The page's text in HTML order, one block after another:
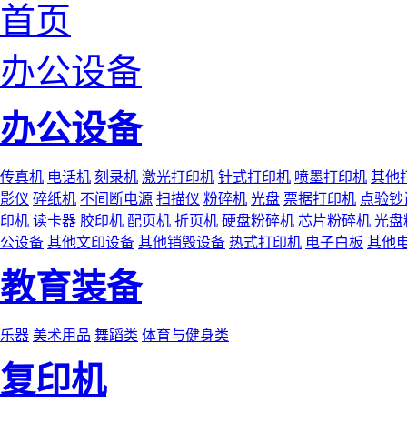
首页
办公设备
办公设备
传真机 电话机 刻录机 激光打印机 针式打印机 喷墨打印机 其他
影仪 碎纸机 不间断电源 扫描仪 粉碎机 光盘 票据打印机 点验钞
印机 读卡器 胶印机 配页机 折页机 硬盘粉碎机 芯片粉碎机 光盘
公设备 其他文印设备 其他销毁设备 热式打印机 电子白板 其他
教育装备
乐器 美术用品 舞蹈类 体育与健身类
复印机